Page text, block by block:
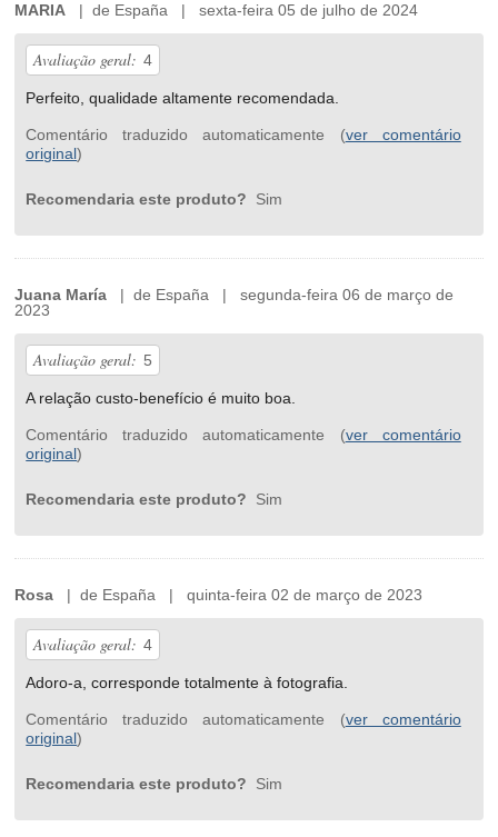
MARIA | de España | sexta-feira 05 de julho de 2024
Avaliação geral: 4
Perfeito, qualidade altamente recomendada.
Comentário traduzido automaticamente (ver comentário
original)
Recomendaria este produto? Sim
Juana María | de España | segunda-feira 06 de março de
2023
Avaliação geral: 5
A relação custo-benefício é muito boa.
Comentário traduzido automaticamente (ver comentário
original)
Recomendaria este produto? Sim
Rosa | de España | quinta-feira 02 de março de 2023
Avaliação geral: 4
Adoro-a, corresponde totalmente à fotografia.
Comentário traduzido automaticamente (ver comentário
original)
Recomendaria este produto? Sim